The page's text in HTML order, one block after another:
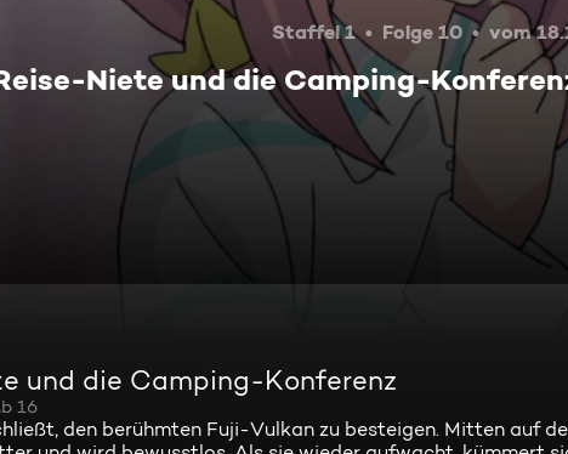
Staffel 1 Folge 10 vom
Niete und die Camping-
und die Camping-Konferenz
16
den berühmten Fuji-Vulkan zu besteigen. Mitten auf